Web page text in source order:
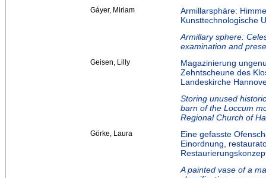
Gáyer, Miriam
Armillarsphäre:
Kunsttechnologische
Armillary sphere:
examination and
Geisen, Lilly
Magazinierung
Zehntscheune des
Landeskirche
Storing unused
barn of the Loccum
Regional Church of
Görke, Laura
Eine gefasste
Einordnung,
A painted vase of a